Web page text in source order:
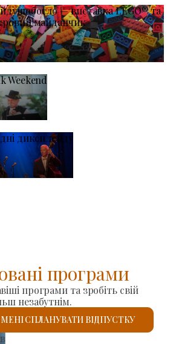
— виставка LEGO® та
майданчик
Weekend
диксиленду
програми
програми та зробіть свій
незабутнім.
СПЛАНУВАТИ ВІДПУСТКУ
костел Святого Ласло